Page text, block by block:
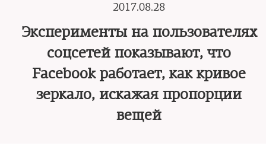
2017.08.28
Эксперименты на пользователях
соцсетей показывают, что
Facebook работает, как кривое
зеркало, искажая пропорции
вещей